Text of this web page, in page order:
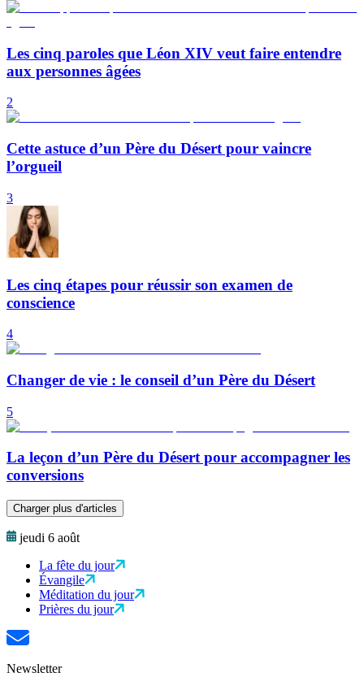
Les cinq paroles que Léon XIV veut faire entendre
aux personnes âgées
2
Cette astuce d’un Père du Désert pour vaincre
l’orgueil
3
Les cinq étapes pour réussir son examen de
conscience
4
Changer de vie : le conseil d’un Père du Désert
5
La leçon d’un Père du Désert pour accompagner les
conversions
Charger plus d'articles
jeudi 6 août
La fête du jour
Évangile
Méditation du jour
Prières du jour
Newsletter